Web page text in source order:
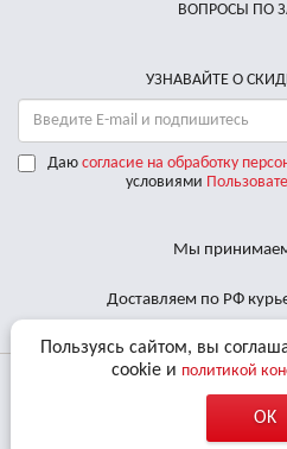
ВОПРОСЫ ПО
УЗНАВАЙТЕ О
Даю согласие на обработку
условиями
Мы
Доставляем по РФ
© 2011 - 2026 Все права
зарегистрированным
Пользуясь сайтом, вы
cookie и политикой
OK